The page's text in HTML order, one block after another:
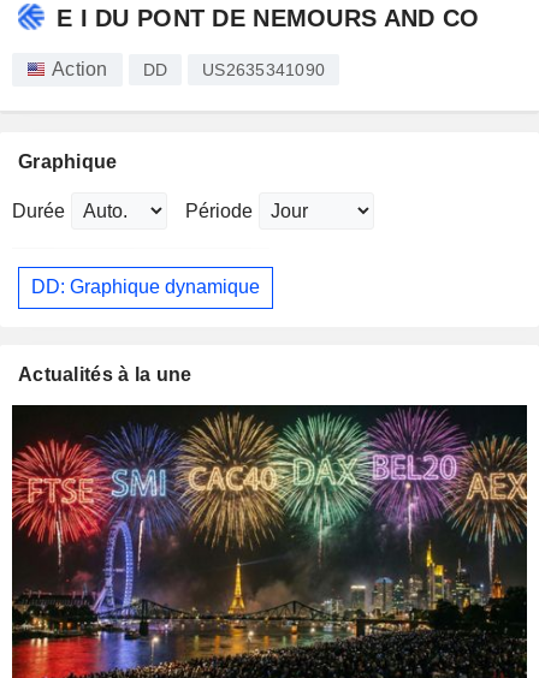
E I DU PONT DE NEMOURS AND CO
Action DD US2635341090
Graphique
Durée Période
DD: Graphique dynamique
Actualités à la une